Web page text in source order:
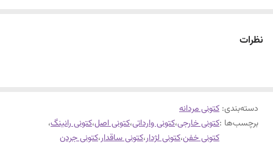
نظرات
دسته‌بندی: کتونی مردانه
برچسب‌ها :کتونی خارجی،کتونی وارداتی،کتونی اصل،کتونی رانینگ،
کتونی خفن،کتونی لژدار،کتونی ساقدار،کتونی جردن